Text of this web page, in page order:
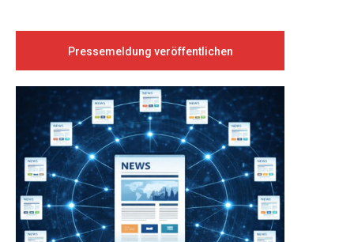
Pressemeldung veröffentlichen